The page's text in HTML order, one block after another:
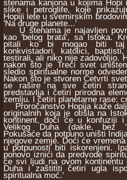
stenama kanjona u kojima
slike i petroglife, koje
Hopiji lete u svemirskim
'Na druge planete...'
U stenama je najavljen
kao 'belog brata', sa Istoka.
pitali ko bi mogao biti taj
konkvistadori, katolici,
testirali, ali niko nije zadovoljio.
nakon što je Treći svet
sledio spiritualne norme
Nakon što je stvoren Četvrti
se rašire na sve četiri
predstavlja i četiri prirodna
zemlju. I četiri planetarne rase:
Proročanstvo Hopija kaže
originalnih koja je otišla na
kontinent, doći će u konfuziji
Velikog Duha (dakle, bez
Pokušaće da potpuno uništi
njegove zemje. Doći će
u potpunosti biti iskorenjeni.
ponovo iznići da predvode
će svi ljudi na ovom kontinentu
Duha i zaštititi četiri ugla
spiritualna moć.'